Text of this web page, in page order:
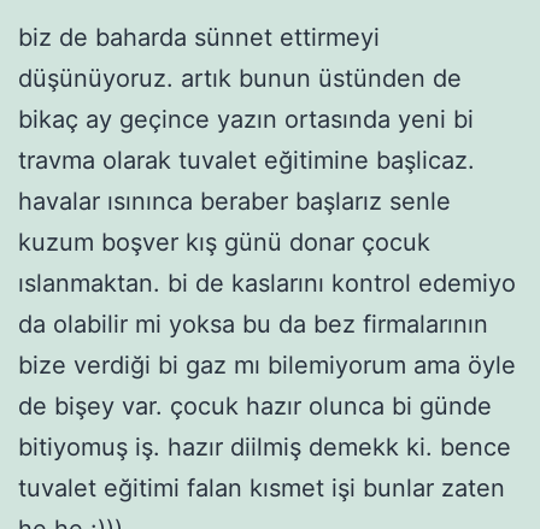
biz de baharda sünnet ettirmeyi
düşünüyoruz. artık bunun üstünden de
bikaç ay geçince yazın ortasında yeni bi
travma olarak tuvalet eğitimine başlicaz.
havalar ısınınca beraber başlarız senle
kuzum boşver kış günü donar çocuk
ıslanmaktan. bi de kaslarını kontrol edemiyo
da olabilir mi yoksa bu da bez firmalarının
bize verdiği bi gaz mı bilemiyorum ama öyle
de bişey var. çocuk hazır olunca bi günde
bitiyomuş iş. hazır diilmiş demekk ki. bence
tuvalet eğitimi falan kısmet işi bunlar zaten